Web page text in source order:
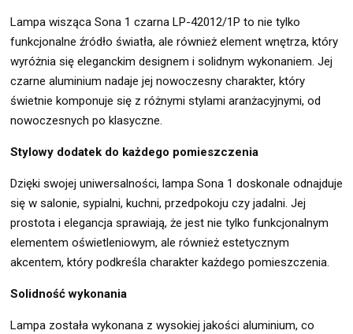
Lampa wisząca Sona 1 czarna LP-42012/1P to nie tylko
funkcjonalne źródło światła, ale również element wnętrza, który
wyróżnia się eleganckim designem i solidnym wykonaniem. Jej
czarne aluminium nadaje jej nowoczesny charakter, który
świetnie komponuje się z różnymi stylami aranżacyjnymi, od
nowoczesnych po klasyczne.
Stylowy dodatek do każdego pomieszczenia
Dzięki swojej uniwersalności, lampa Sona 1 doskonale odnajduje
się w salonie, sypialni, kuchni, przedpokoju czy jadalni. Jej
prostota i elegancja sprawiają, że jest nie tylko funkcjonalnym
elementem oświetleniowym, ale również estetycznym
akcentem, który podkreśla charakter każdego pomieszczenia.
Solidność wykonania
Lampa została wykonana z wysokiej jakości aluminium, co